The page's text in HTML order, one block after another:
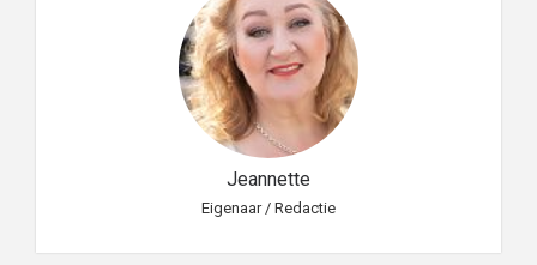
Jeannette
Eigenaar / Redactie